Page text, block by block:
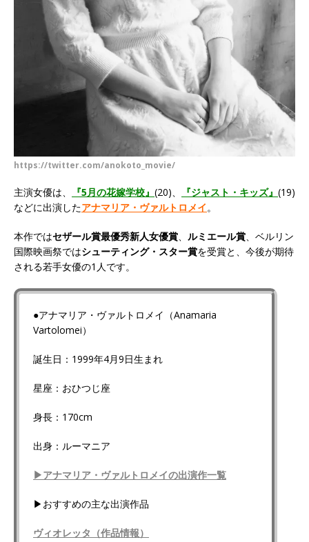
https://twitter.com/anokoto_movie/
主演女優は、 『5月の花嫁学校』 (20)、 『ジャスト・キッズ』 (19)
などに出演したアナマリア・ヴァルトロメイ。
本作ではセザール賞最優秀新人女優賞、 ルミエール賞、ベルリン
国際映画祭ではシューティング・スター賞を受賞と、今後が期待
される若手女優の1人です。
●アナマリア・ヴァルトロメイ（Anamaria
Vartolomei）
誕生日：1999年4月9日生まれ
星座：おひつじ座
身長：170cm
出身：ルーマニア
▶アナマリア・ヴァルトロメイの出演作一覧
▶おすすめの主な出演作品
ヴィオレッタ（作品情報）